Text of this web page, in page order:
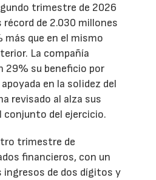
trimestre de 2026
de 2.030 millones
más que en el mismo
La compañía
29% su beneficio por
en la solidez del
revisado al alza sus
conjunto del ejercicio.
trimestre de
financieros, con un
ingresos de dos dígitos y